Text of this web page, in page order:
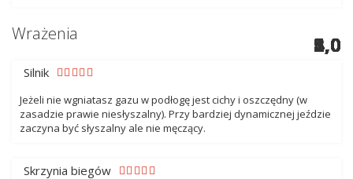
4,0
Wrażenia 5,0
Silnik
Jeżeli nie wgniatasz gazu w podłogę jest cichy i oszczędny (w
zasadzie prawie niesłyszalny). Przy bardziej dynamicznej jeździe
zaczyna być słyszalny ale nie męczący.
5,0
Skrzynia biegów
4,0
5,0
5,0
2,0
5,0
5,0
4,0
5,0
3,0
5,0
5,0